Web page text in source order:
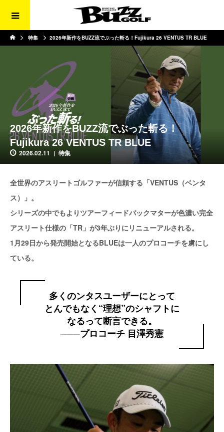
特集 2026年新作をBUZZ流でぶった斬る！Fujikura 26 VENTUS TR BLUE
2026年新作をBUZZ流でぶった斬る！
Fujikura 26 VENTUS TR BLUE
2026.02.11 特集
全世界のアスリートゴルファーが信頼する「VENTUS（ベンタ
ス）」。
シリーズの中でもよりツアーフィードバックマターが色濃い完全
アスリート仕様の「TR」が3年ぶりにリニューアルされる。
1月29日から発売開始となるBLUEは一人のプロコーチを虜にし
ている。
多くのンタスユーザーにとって
とんでもなく“理想”のシャフトに
なるって断言できる。
───プロコーチ 目澤秀憲